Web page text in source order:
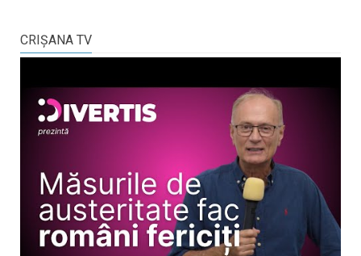
CRIŞANA TV